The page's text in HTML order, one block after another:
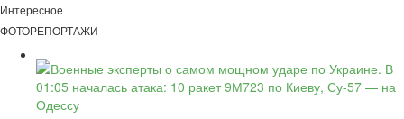
Интересное
ФОТОРЕПОРТАЖИ